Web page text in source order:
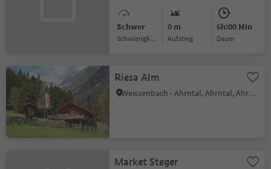
Schwer
Schwierigkeitsgrad
0 m
Aufstieg
6h:00 Min
Dauer
Riesa Alm
Weissenbach - Ahrntal, Ahrntal, Ahrntal
Market Steger